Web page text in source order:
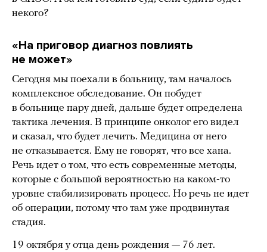
некого?
«На приговор диагноз повлиять
не может»
Сегодня мы поехали в больницу, там началось
комплексное обследование. Он побудет
в больнице пару дней, дальше будет определена
тактика лечения. В принципе онколог его видел
и сказал, что будет лечить. Медицина от него
не отказывается. Ему не говорят, что все хана.
Речь идет о том, что есть современные методы,
которые с большой вероятностью на каком-то
уровне стабилизировать процесс. Но речь не идет
об операции, потому что там уже продвинутая
стадия.
19 октября у отца день рождения — 76 лет.